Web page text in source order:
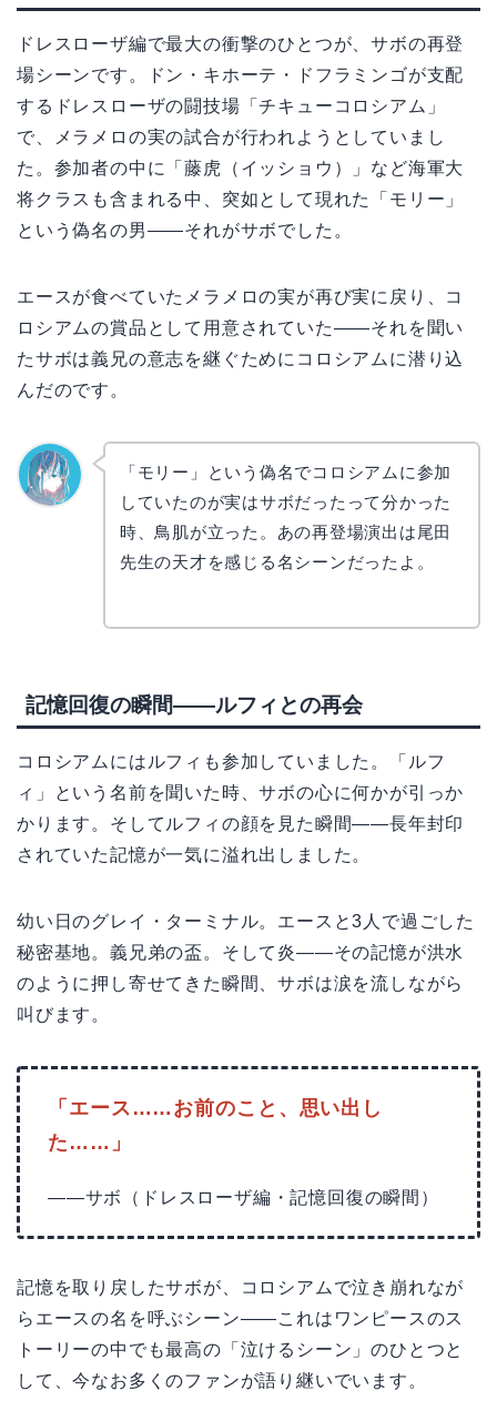
ドレスローザ編で最大の衝撃のひとつが、サボの再登
場シーンです。ドン・キホーテ・ドフラミンゴが支配
するドレスローザの闘技場「チキューコロシアム」
で、メラメロの実の試合が行われようとしていまし
た。参加者の中に「藤虎（イッショウ）」など海軍大
将クラスも含まれる中、突如として現れた「モリー」
という偽名の男——それがサボでした。
エースが食べていたメラメロの実が再び実に戻り、コ
ロシアムの賞品として用意されていた——それを聞い
たサボは義兄の意志を継ぐためにコロシアムに潜り込
んだのです。
「モリー」という偽名でコロシアムに参加
していたのが実はサボだったって分かった
時、鳥肌が立った。あの再登場演出は尾田
先生の天才を感じる名シーンだったよ。
記憶回復の瞬間——ルフィとの再会
コロシアムにはルフィも参加していました。「ルフ
ィ」という名前を聞いた時、サボの心に何かが引っか
かります。そしてルフィの顔を見た瞬間——長年封印
されていた記憶が一気に溢れ出しました。
幼い日のグレイ・ターミナル。エースと3人で過ごした
秘密基地。義兄弟の盃。そして炎——その記憶が洪水
のように押し寄せてきた瞬間、サボは涙を流しながら
叫びます。
「エース……お前のこと、思い出し
た……」
——サボ（ドレスローザ編・記憶回復の瞬間）
記憶を取り戻したサボが、コロシアムで泣き崩れなが
らエースの名を呼ぶシーン——これはワンピースのス
トーリーの中でも最高の「泣けるシーン」のひとつと
して、今なお多くのファンが語り継いでいます。